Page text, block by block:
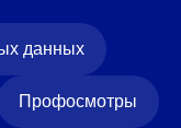
данных
Профосмотры